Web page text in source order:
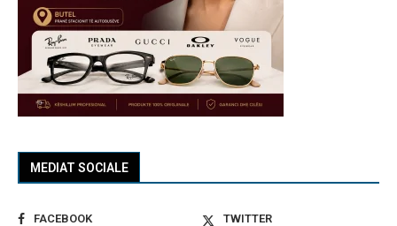
MEDIAT SOCIALE
FACEBOOK
TWITTER